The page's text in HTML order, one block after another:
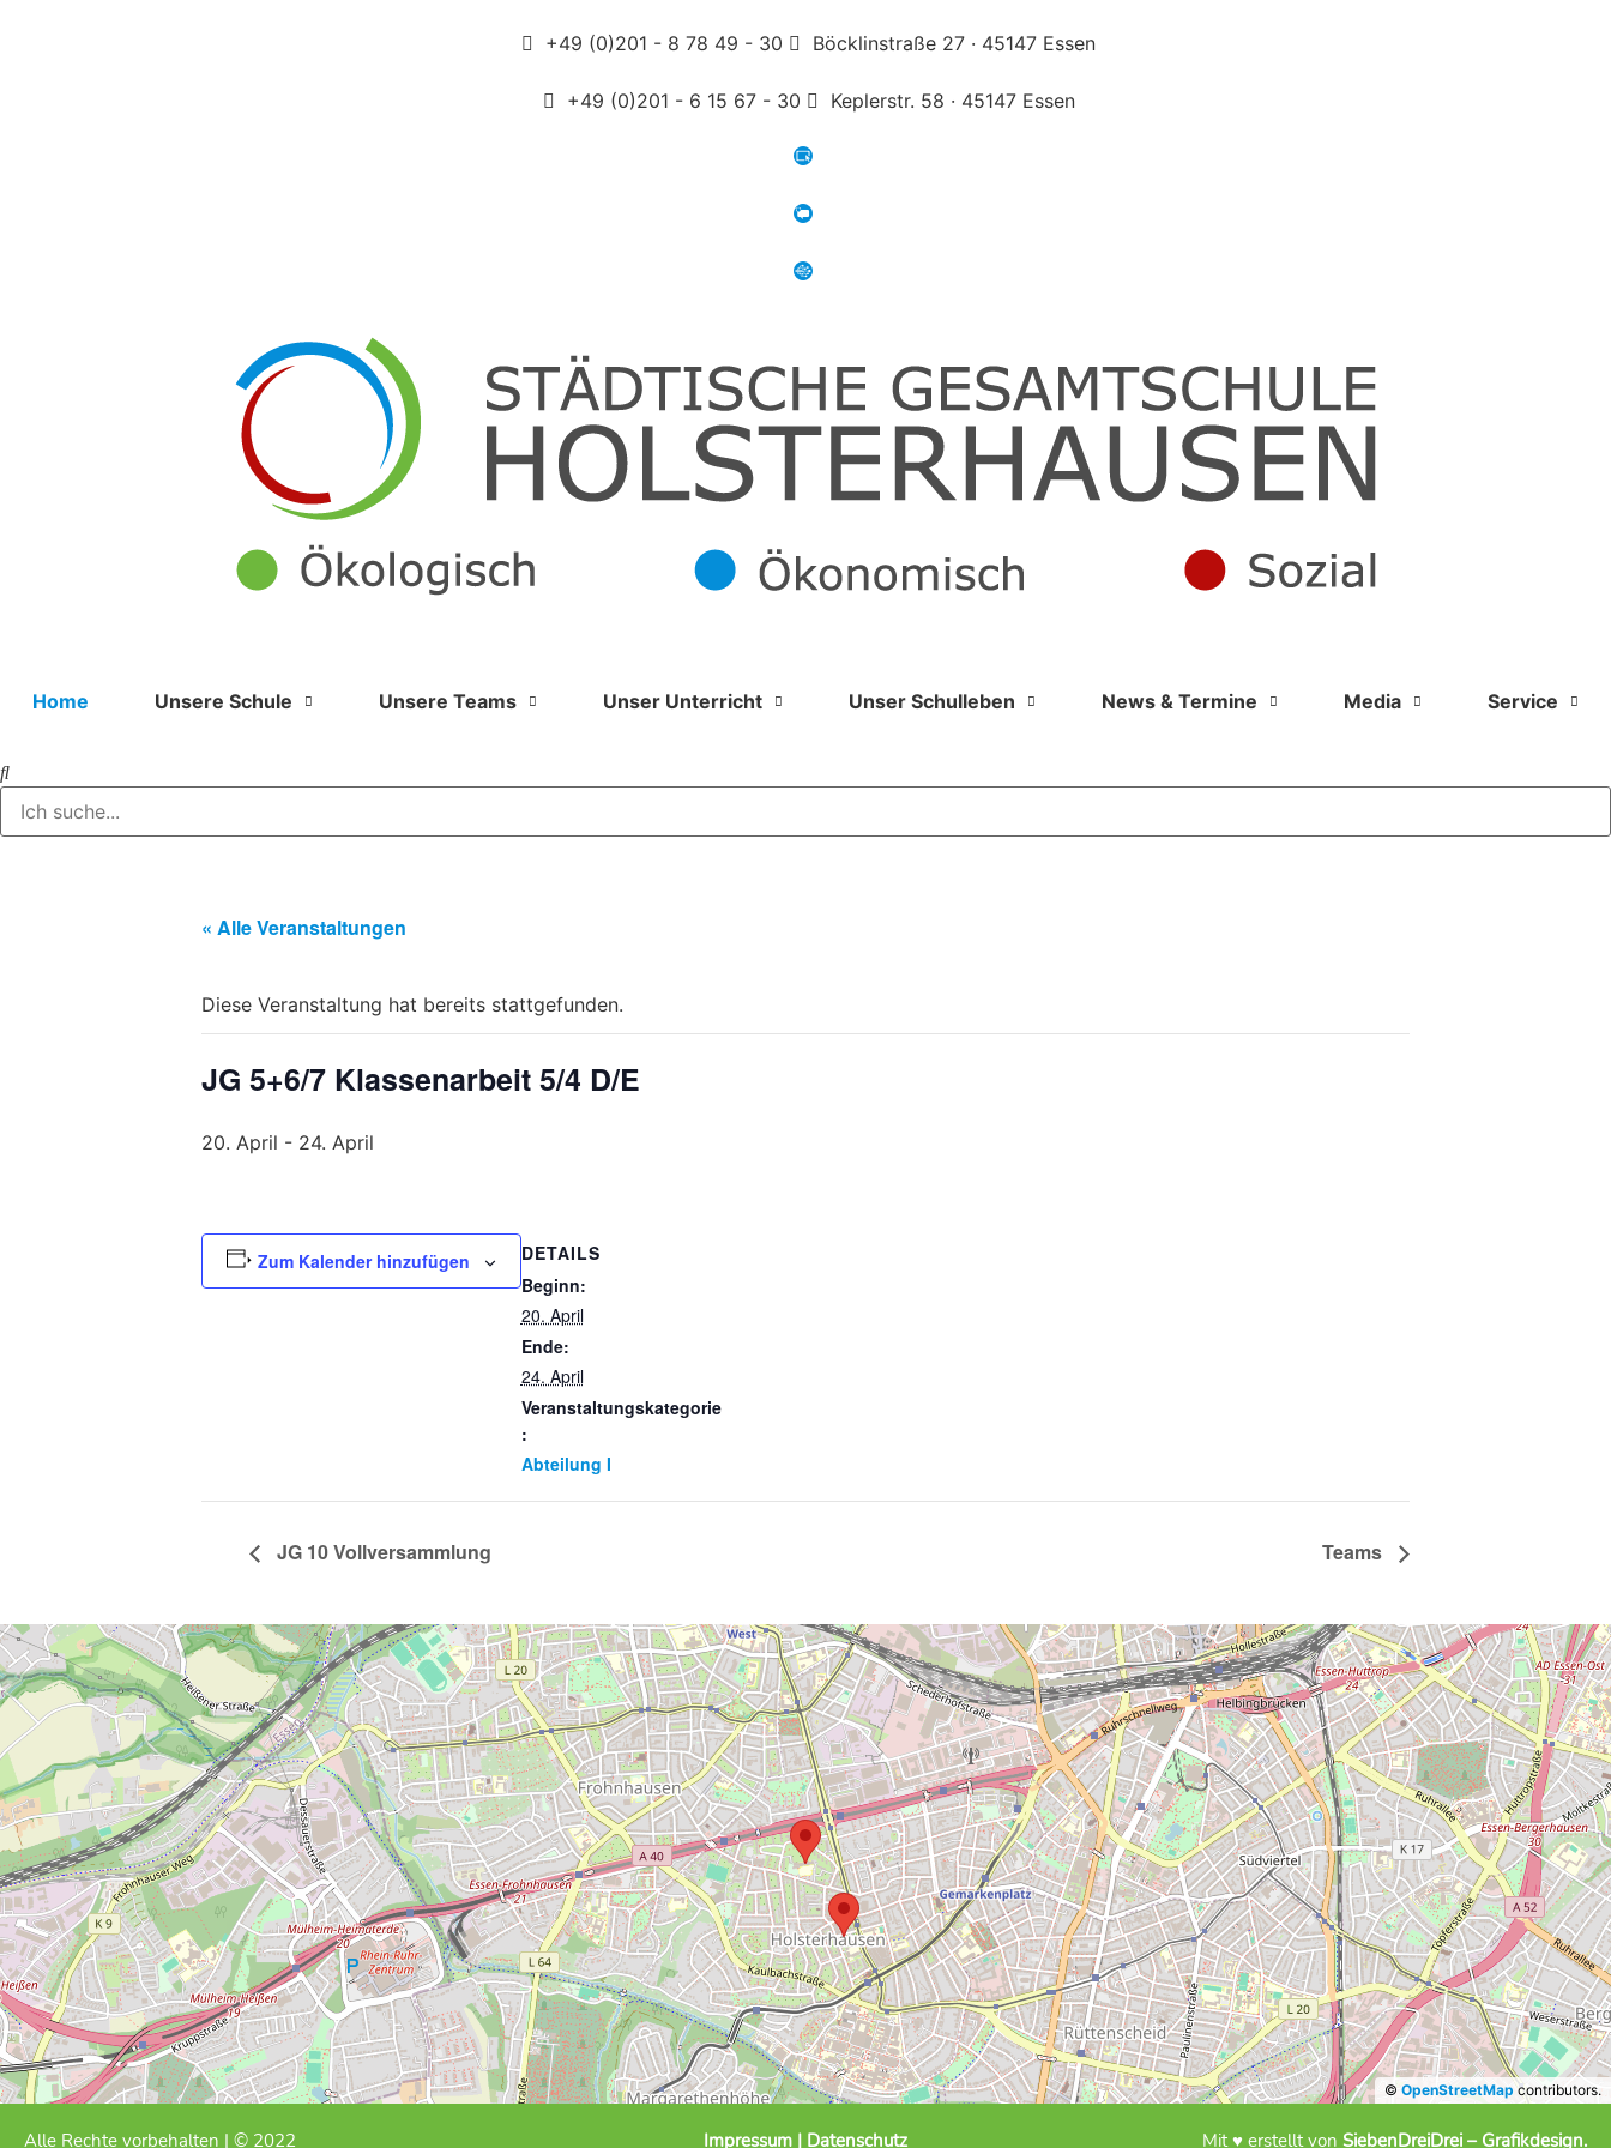
+49 (0)201 - 8 78 49 - 30 Böcklinstraße 27 · 45147 Essen
+49 (0)201 - 6 15 67 - 30 Keplerstr. 58 · 45147 Essen
Home Unsere Schule Unsere Teams Unser Unterricht Unser Schulleben News & Termine Media Service
« Alle Veranstaltungen
Diese Veranstaltung hat bereits stattgefunden.
JG 5+6/7 Klassenarbeit 5/4 D/E
20. April - 24. April
Zum Kalender hinzufügen
DETAILS
Beginn:
20. April
Ende:
24. April
Veranstaltungskategorie
:
Abteilung I
JG 10 Vollversammlung Teams
© OpenStreetMapcontributors.
Alle Rechte vorbehalten | © 2022 Impressum | Datenschutz Mit ♥ erstellt von SiebenDreiDrei – Grafikdesign.